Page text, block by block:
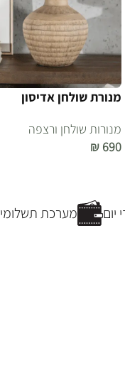
מנורת שולחן אדיסון
מנורות שולחן ורצפה
₪ 690
מערכת